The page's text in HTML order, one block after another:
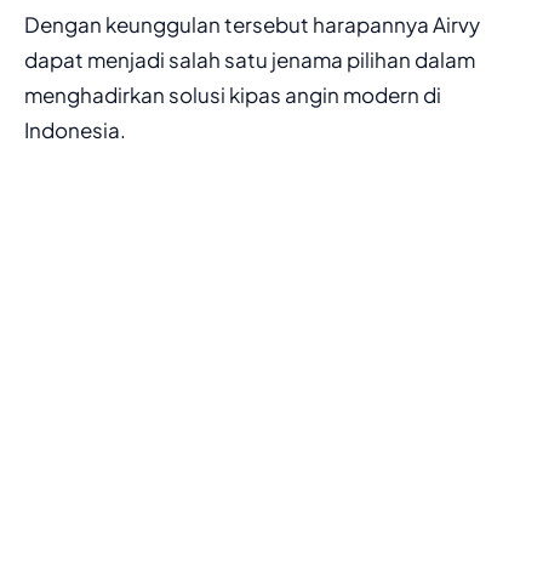
Dengan keunggulan tersebut harapannya Airvy
dapat menjadi salah satu jenama pilihan dalam
menghadirkan solusi kipas angin modern di
Indonesia.